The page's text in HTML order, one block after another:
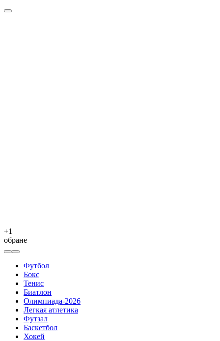
+1
обране
Футбол
Бокс
Тенис
Биатлон
Олимпиада-2026
Легкая атлетика
Футзал
Баскетбол
Хокей